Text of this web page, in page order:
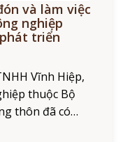
và làm việc
nghiệp
triển
Vĩnh Hiệp,
thuộc Bộ
thôn đã có